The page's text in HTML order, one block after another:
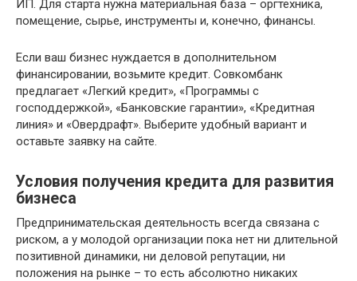
ИП. Для старта нужна материальная база – оргтехника,
помещение, сырье, инструменты и, конечно, финансы.
Если ваш бизнес нуждается в дополнительном
финансировании, возьмите кредит. Совкомбанк
предлагает «Легкий кредит», «Программы с
господдержкой», «Банковские гарантии», «Кредитная
линия» и «Овердрафт». Выберите удобный вариант и
оставьте заявку на сайте.
Условия получения кредита для развития
бизнеса
Предпринимательская деятельность всегда связана с
риском, а у молодой организации пока нет ни длительной
позитивной динамики, ни деловой репутации, ни
положения на рынке – то есть абсолютно никаких